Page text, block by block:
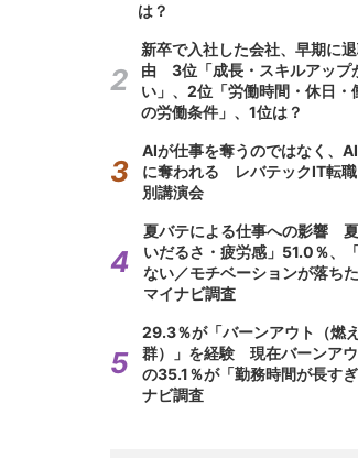
は？
新卒で入社した会社、早期に
由 3位「成長・スキルアップ
い」、2位「労働時間・休日・
の労働条件」、1位は？
AIが仕事を奪うのではなく、
に奪われる レバテックIT転
別講演会
夏バテによる仕事への影響
いだるさ・疲労感」51.0％、
ない／モチベーションが落ち
マイナビ調査
29.3％が「バーンアウト（燃
群）」を経験 現在バーンアウ
の35.1％が「勤務時間が長す
ナビ調査